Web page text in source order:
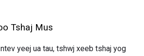
Tshaj Mus
yeej ua tau, tshwj xeeb tshaj yog